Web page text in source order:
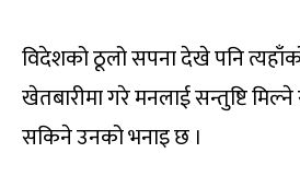
विदेशको ठूलो सपना देखे पनि
खेतबारीमा गरे मनलाई सन्तुष्टि मिल्ने
सकिने उनको भनाइ छ ।